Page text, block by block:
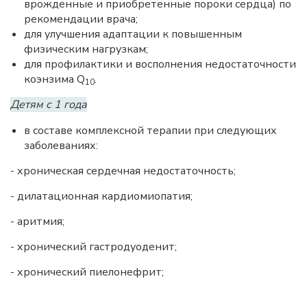
врожденные и приобретенные пороки сердца) по
рекомендации врача;
для улучшения адаптации к повышенным
физическим нагрузкам;
для профилактики и восполнения недостаточности
коэнзима Q10.
Детям с 1 года
в составе комплексной терапии при следующих
заболеваниях:
- хроническая сердечная недостаточность;
- дилатационная кардиомиопатия;
- аритмия;
- хронический гастродуоденит;
- хронический пиелонефрит;